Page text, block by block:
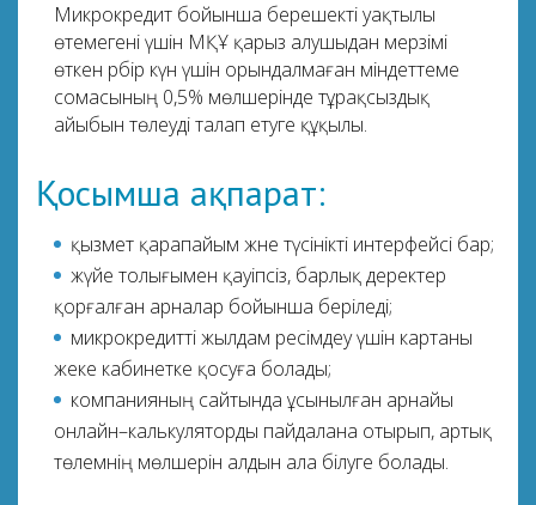
Микрокредит бойынша берешекті уақтылы
өтемегені үшін МҚҰ қарыз алушыдан мерзімі
өткен әрбір күн үшін орындалмаған міндеттеме
сомасының 0,5% мөлшерінде тұрақсыздық
айыбын төлеуді талап етуге құқылы.
Қосымша ақпарат:
қызмет қарапайым және түсінікті интерфейсі бар;
жүйе толығымен қауіпсіз, барлық деректер
қорғалған арналар бойынша беріледі;
микрокредитті жылдам ресімдеу үшін картаны
жеке кабинетке қосуға болады;
компанияның сайтында ұсынылған арнайы
онлайн–калькуляторды пайдалана отырып, артық
төлемнің мөлшерін алдын ала білуге болады.